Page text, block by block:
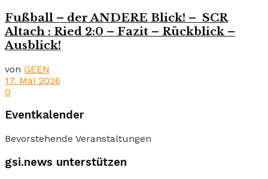
Fußball – der ANDERE Blick! – SCR
Altach : Ried 2:0 – Fazit – Rückblick –
Ausblick!
von GEEN
17. Mai 2026
0
Eventkalender
Bevorstehende Veranstaltungen
gsi.news unterstützen